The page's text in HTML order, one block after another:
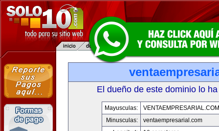
El dueño de este dominio lo
Mayusculas:
VENTAEMPRESARIAL.COM
Minusculas:
ventaempresarial.com